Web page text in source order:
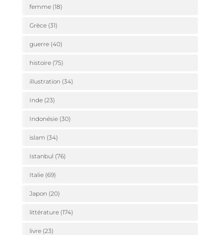
femme(18)
Grèce(31)
guerre(40)
histoire(75)
illustration (34)
Inde(23)
Indonésie(30)
islam (34)
Istanbul (76)
Italie(69)
Japon (20)
littérature(174)
livre(23)